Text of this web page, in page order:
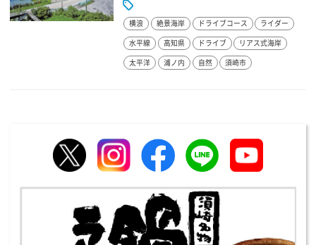
横浪 絶景海岸 ドライブコース ライダー
水平線 高知県 ドライブ リアス式海岸
太平洋 浦ノ内 自然 須崎市